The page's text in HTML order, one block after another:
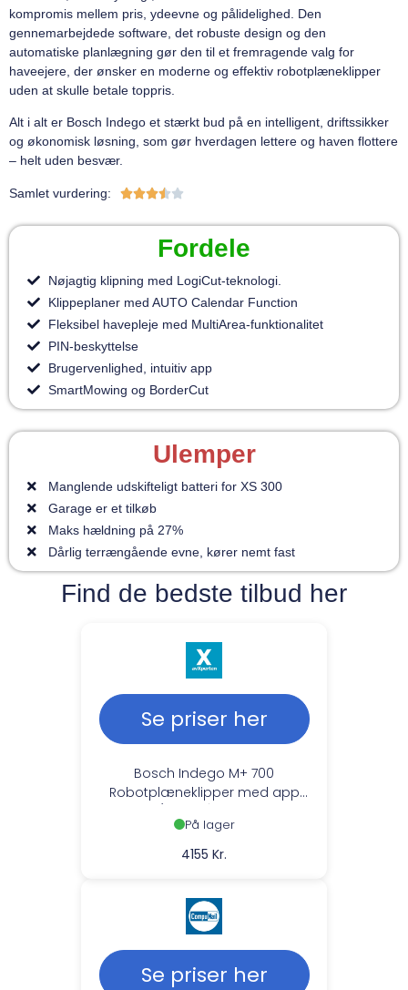
kompromis mellem pris, ydeevne og pålidelighed. Den
gennemarbejdede software, det robuste design og den
automatiske planlægning gør den til et fremragende valg for
haveejere, der ønsker en moderne og effektiv robotplæneklipper
uden at skulle betale toppris.
Alt i alt er Bosch Indego et stærkt bud på en intelligent, driftssikker
og økonomisk løsning, som gør hverdagen lettere og haven flottere
– helt uden besvær.
Samlet vurdering: 
Fordele
Nøjagtig klipning med LogiCut-teknologi.
Klippeplaner med AUTO Calendar Function
Fleksibel havepleje med MultiArea-funktionalitet
PIN-beskyttelse
Brugervenlighed, intuitiv app
SmartMowing og BorderCut
Ulemper
Manglende udskifteligt batteri for XS 300
Garage er et tilkøb
Maks hældning på 27%
Dårlig terrængående evne, kører nemt fast
Find de bedste tilbud her
Se priser her
Bosch Indego M+ 700
Robotplæneklipper med app
På lager
4155 Kr.
Se priser her